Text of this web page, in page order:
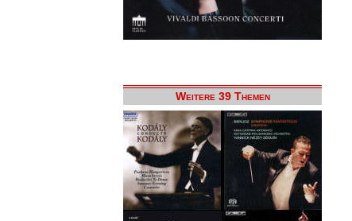
Weitere 39 Themen